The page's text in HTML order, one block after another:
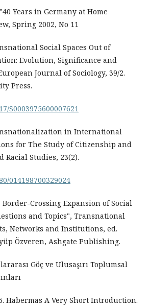
Years in Germany at Home
Spring 2002, No 11
Social Spaces Out of
Evolution, Significance and
Journal of Sociology, 39/2.
Press.
S0003975600007621
in International
for The Study of Citizenship and
Studies, 23(2).
014198700329024
Border-Crossing Expansion of Social
and Topics", Transnational
Networks and Institutions, ed.
Özveren, Ashgate Publishing.
Göç ve Ulusaşırı Toplumsal
Habermas A Very Short Introduction.